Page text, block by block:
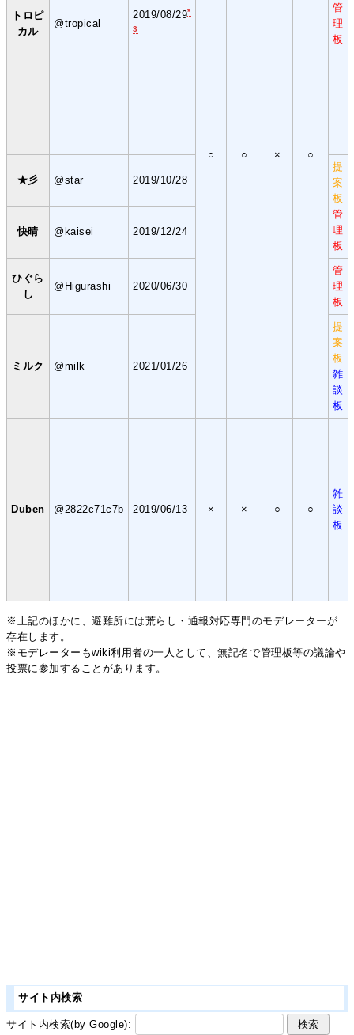
トロピ
カル
@tropical
2019/08/29*
3
○ ○ × ○
管
理
板
★彡 @star 2019/10/28
提
案
板
管
理
板
快晴 @kaisei 2019/12/24
ひぐら
し
@Higurashi 2020/06/30
管
理
板
ミルク @milk 2021/01/26
提
案
板
雑
談
板
Duben @2822c71c7b 2019/06/13 × × ○ ○
雑
談
板
※上記のほかに、避難所には荒らし・通報対応専門のモデレーターが
存在します。
※モデレーターもwiki利用者の一人として、無記名で管理板等の議論や
投票に参加することがあります。
サイト内検索
サイト内検索(by Google):